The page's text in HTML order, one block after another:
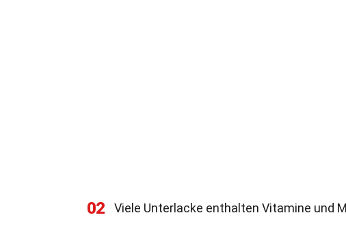
02 Viele Unterlacke enthalten Vitamine und